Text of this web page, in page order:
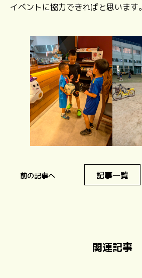
イベントに協力できればと思います。
前の記事へ 記事一覧
関連記事